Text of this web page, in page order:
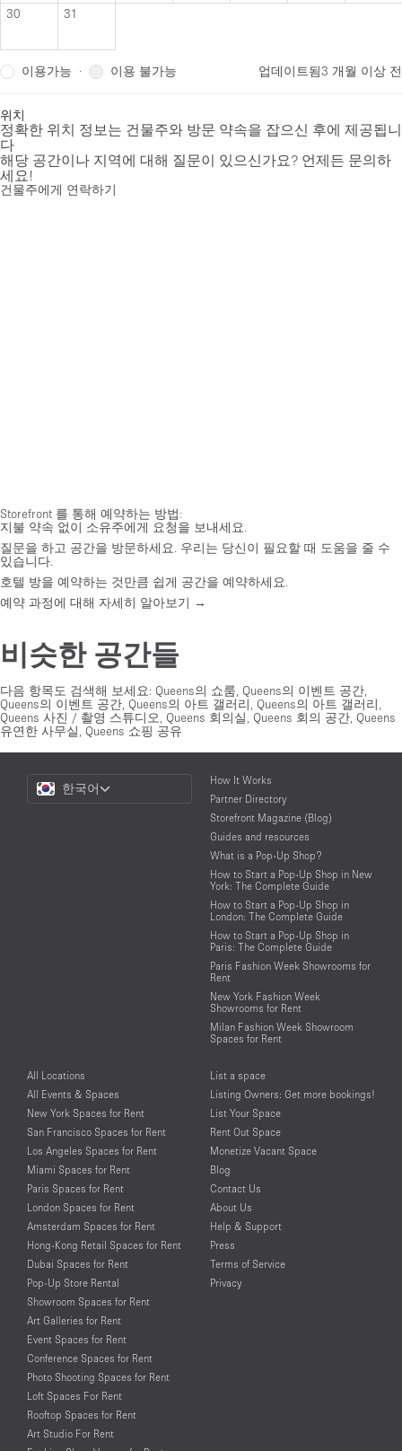
30 31
이용가능 · 이용 불가능 업데이트됨3 개월 이상 전
위치
정확한 위치 정보는 건물주와 방문 약속을 잡으신 후에 제공됩니
다
해당 공간이나 지역에 대해 질문이 있으신가요? 언제든 문의하
세요!
건물주에게 연락하기
Storefront 를 통해 예약하는 방법:
지불 약속 없이 소유주에게 요청을 보내세요.
질문을 하고 공간을 방문하세요. 우리는 당신이 필요할 때 도움을 줄 수
있습니다.
호텔 방을 예약하는 것만큼 쉽게 공간을 예약하세요.
예약 과정에 대해 자세히 알아보기 →
비슷한 공간들
다음 항목도 검색해 보세요: Queens의 쇼룸 Queens의 이벤트 공간
Queens의 이벤트 공간 Queens의 아트 갤러리 Queens의 아트 갤러리
Queens 사진 / 촬영 스튜디오
Queens 회의실 Queens 회의 공간 Queens
유연한 사무실
Queens 쇼핑 공유
Choose
Language
한국어
How It Works
Partner Directory
Storefront Magazine (Blog)
Guides and resources
What is a Pop-Up Shop?
How to Start a Pop-Up Shop in New
York: The Complete Guide
How to Start a Pop-Up Shop in
London: The Complete Guide
How to Start a Pop-Up Shop in
Paris: The Complete Guide
Paris Fashion Week Showrooms for
Rent
New York Fashion Week
Showrooms for Rent
Milan Fashion Week Showroom
Spaces for Rent
All Locations
All Events & Spaces
New York Spaces for Rent
San Francisco Spaces for Rent
Los Angeles Spaces for Rent
Miami Spaces for Rent
Paris Spaces for Rent
London Spaces for Rent
Amsterdam Spaces for Rent
Hong-Kong Retail Spaces for Rent
Dubai Spaces for Rent
Pop-Up Store Rental
Showroom Spaces for Rent
Art Galleries for Rent
Event Spaces for Rent
Conference Spaces for Rent
Photo Shooting Spaces for Rent
Loft Spaces For Rent
Rooftop Spaces for Rent
Art Studio For Rent
List a space
Listing Owners: Get more bookings!
List Your Space
Rent Out Space
Monetize Vacant Space
Blog
Contact Us
About Us
Help & Support
Press
Terms of Service
Privacy